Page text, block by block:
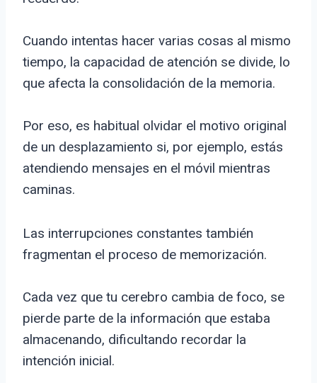
Cuando intentas hacer varias cosas al mismo
tiempo, la capacidad de atención se divide, lo
que afecta la consolidación de la memoria.
Por eso, es habitual olvidar el motivo original
de un desplazamiento si, por ejemplo, estás
atendiendo mensajes en el móvil mientras
caminas.
Las interrupciones constantes también
fragmentan el proceso de memorización.
Cada vez que tu cerebro cambia de foco, se
pierde parte de la información que estaba
almacenando, dificultando recordar la
intención inicial.